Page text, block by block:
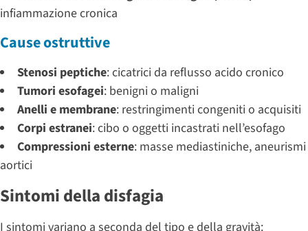
infiammazione cronica
Cause ostruttive
Stenosi peptiche: cicatrici da reflusso acido cronico
Tumori esofagei: benigni o maligni
Anelli e membrane: restringimenti congeniti o acquisiti
Corpi estranei: cibo o oggetti incastrati nell’esofago
Compressioni esterne: masse mediastiniche, aneurismi
aortici
Sintomi della disfagia
I sintomi variano a seconda del tipo e della gravità: